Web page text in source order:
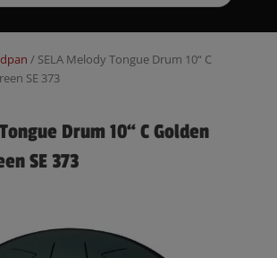
/ SELA Melody Tongue Drum 10“ C
SE 373
Drum 10“ C Golden
SE 373